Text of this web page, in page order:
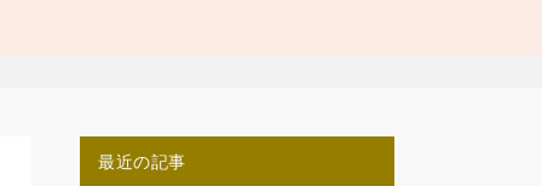
最近の記事